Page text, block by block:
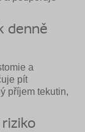
denně
a
pít
příjem tekutin,